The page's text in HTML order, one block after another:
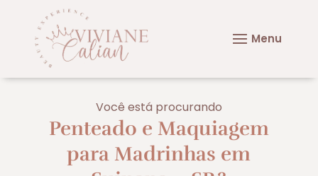
Você está procurando
Penteado e Maquiagem
para Madrinhas em